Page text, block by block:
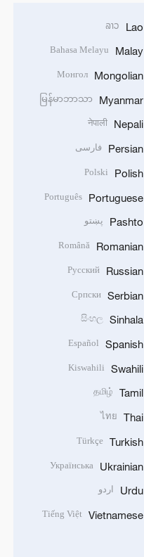
Lao
ລາວ
Malay
Bahasa Melayu
Mongolian
Монгол
Myanmar
မြန်မာဘာသာ
Nepali
नेपाली
Persian فارسی
Polish
Polski
Portuguese
Português
Pashto پښتو
Romanian
Română
Russian
Русский
Serbian
Српски
Sinhala
සිංහල
Spanish
Español
Swahili
Kiswahili
Tamil
தமிழ்
Thai
ไทย
Turkish
Türkçe
Ukrainian
Українська
Urdu اردو
Vietnamese
Tiếng Việt